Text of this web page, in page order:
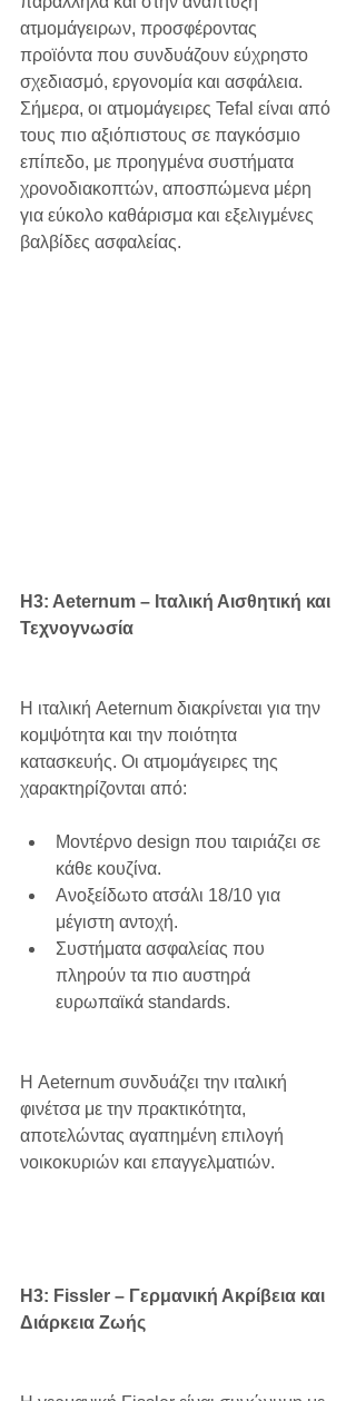
ατμομάγειρων, προσφέροντας
προϊόντα που συνδυάζουν εύχρηστο
σχεδιασμό, εργονομία και ασφάλεια.
Σήμερα, οι ατμομάγειρες Tefal είναι από
τους πιο αξιόπιστους σε παγκόσμιο
επίπεδο, με προηγμένα συστήματα
χρονοδιακοπτών, αποσπώμενα μέρη
για εύκολο καθάρισμα και εξελιγμένες
βαλβίδες ασφαλείας.
H3: Aeternum – Ιταλική Αισθητική και
Τεχνογνωσία
Η ιταλική Aeternum διακρίνεται για την
κομψότητα και την ποιότητα
κατασκευής. Οι ατμομάγειρες της
χαρακτηρίζονται από:
Μοντέρνο design που ταιριάζει σε
κάθε κουζίνα.
Ανοξείδωτο ατσάλι 18/10 για
μέγιστη αντοχή.
Συστήματα ασφαλείας που
πληρούν τα πιο αυστηρά
ευρωπαϊκά standards.
Η Aeternum συνδυάζει την ιταλική
φινέτσα με την πρακτικότητα,
αποτελώντας αγαπημένη επιλογή
νοικοκυριών και επαγγελματιών.
H3: Fissler – Γερμανική Ακρίβεια και
Διάρκεια Ζωής